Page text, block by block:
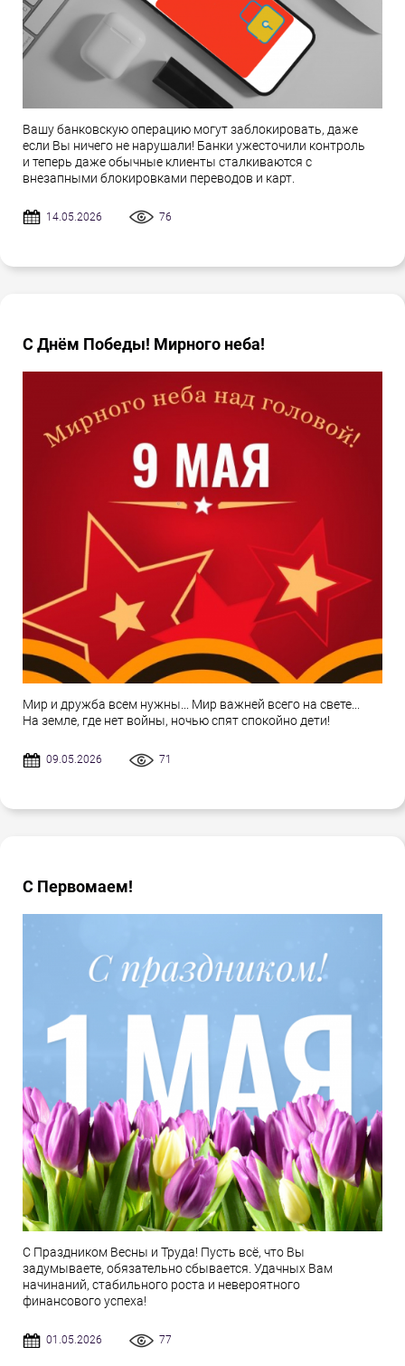
Вашу банковскую операцию могут заблокировать, даже
если Вы ничего не нарушали! Банки ужесточили контроль
и теперь даже обычные клиенты сталкиваются с
внезапными блокировками переводов и карт.
14.05.2026 76
С Днём Победы! Мирного неба!
Мир и дружба всем нужны... Мир важней всего на свете...
На земле, где нет войны, ночью спят спокойно дети!
09.05.2026 71
С Первомаем!
С Праздником Весны и Труда! Пусть всё, что Вы
задумываете, обязательно сбывается. Удачных Вам
начинаний, стабильного роста и невероятного
финансового успеха!
01.05.2026 77